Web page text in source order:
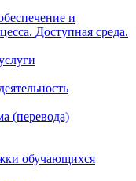
и
Доступная среда.
(перевода)
обучающихся